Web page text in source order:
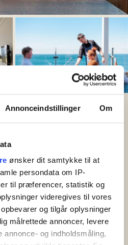
Annonceindstillinger Om
ønsker dit samtykke til at
persondata om IP-
til præferencer, statistik og
videregives til vores
og tilgår oplysninger
målrettede annoncer, levere
annonce- og indholdsmåling,
och färja
- Rønne
av den soldränkta ön. Gör
ett paket där du bokar
Du väljer fritt bland alla
boka den förmånliga